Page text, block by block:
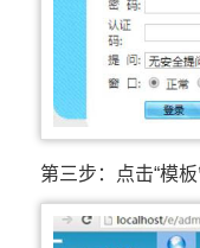
第三步：点击“模